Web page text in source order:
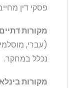
פסקי דין
מקורות דתיים
(עברי, מוסלמי,
נכלל במחקר.
מקורות